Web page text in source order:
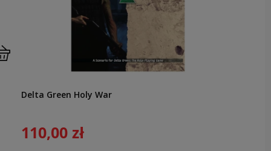
Delta Green Holy War
110,00 zł